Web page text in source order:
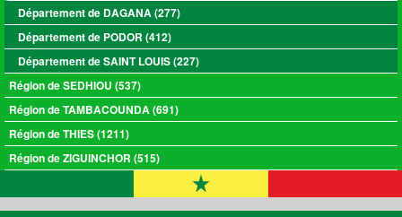
Département de DAGANA (277)
Département de PODOR (412)
Département de SAINT LOUIS (227)
Région de SEDHIOU (537)
Région de TAMBACOUNDA (691)
Région de THIES (1211)
Région de ZIGUINCHOR (515)